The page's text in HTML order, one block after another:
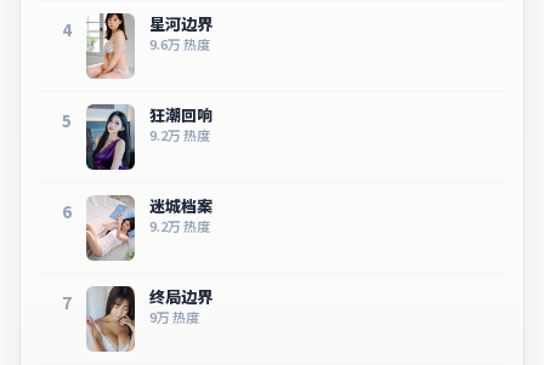
4 星河边界
9.6万热度
5 狂潮回响
9.2万热度
6 迷城档案
9.2万热度
7 终局边界
9万热度